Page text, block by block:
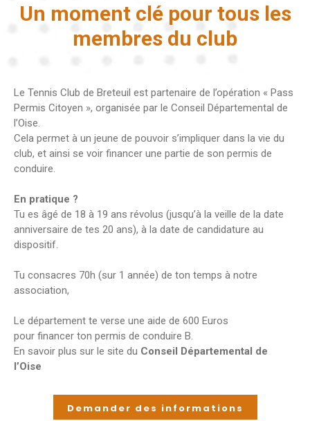
Un moment clé pour tous les
membres du club
Le Tennis Club de Breteuil est partenaire de l’opération « Pass
Permis Citoyen », organisée par le Conseil Départemental de
l’Oise.
Cela permet à un jeune de pouvoir s’impliquer dans la vie du
club, et ainsi se voir financer une partie de son permis de
conduire.
En pratique ?
Tu es âgé de 18 à 19 ans révolus (jusqu’à la veille de la date
anniversaire de tes 20 ans), à la date de candidature au
dispositif.
Tu consacres 70h (sur 1 année) de ton temps à notre
association,
Le département te verse une aide de 600 Euros
pour financer ton permis de conduire B.
En savoir plus sur le site du Conseil Départemental de
l’Oise
Demander des informations